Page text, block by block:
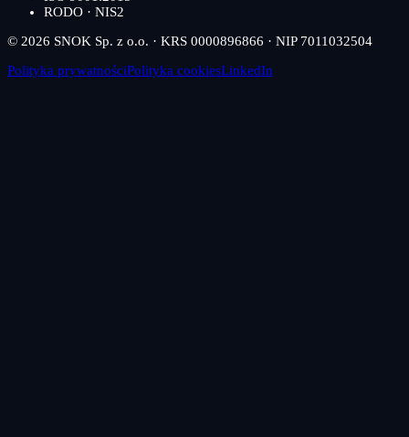
RODO · NIS2
© 2026 SNOK Sp. z o.o. · KRS 0000896866 · NIP 7011032504
Polityka prywatnościPolityka cookiesLinkedIn